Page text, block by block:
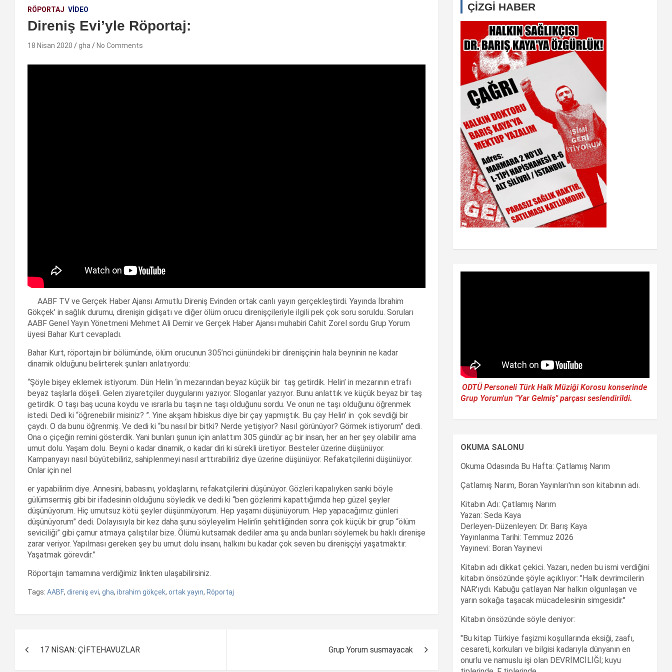
RÖPORTAJ VIDEO
Direniş Evi’yle Röportaj:
18 Nisan 2020 gha No Comments
AABF TV ve Gerçek Haber Ajansı Armutlu Direniş Evinden ortak canlı yayın gerçekleştirdi. Yayında İbrahim
Gökçek’ in sağlık durumu, direnişin gidişatı ve diğer ölüm orucu direnişçileriyle ilgili pek çok soru soruldu. Soruları
AABF Genel Yayın Yönetmeni Mehmet Ali Demir ve Gerçek Haber Ajansı muhabiri Cahit Zorel sordu Grup Yorum
üyesi Bahar Kurt cevapladı.
Bahar Kurt, röportajın bir bölümünde, ölüm orucunun 305’nci günündeki bir direnişçinin hala beyninin ne kadar
dinamik olduğunu belirterek şunları anlatıyordu:
“Şöyle bişey eklemek istiyorum. Dün Helin ‘in mezarından beyaz küçük bir taş getirdik. Helin’ in mezarının etrafı
beyaz taşlarla döşeli. Gelen ziyaretçiler duygularını yazıyor. Sloganlar yazıyor. Bunu anlattık ve küçük beyaz bir taş
getirdik. O taşı baş ucuna koydu ve ısrarla bu taşın ne taşı olduğunu sordu. Ve onun ne taşı olduğunu öğrenmek
istedi. Dedi ki “öğrenebilir misiniz? ”. Yine akşam hibiskus diye bir çay yapmıştık. Bu çay Helin’ in çok sevdiği bir
çaydı. O da bunu öğrenmiş. Ve dedi ki “bu nasıl bir bitki? Nerde yetişiyor? Nasıl görünüyor? Görmek istiyorum” dedi.
Ona o çiçeğin remini gösterdik. Yani bunları şunun için anlattım 305 gündür aç bir insan, her an her şey olabilir ama
umut dolu. Yaşam dolu. Beyni o kadar dinamik, o kadar diri ki sürekli üretiyor. Besteler üzerine düşünüyor.
Kampanyayı nasıl büyütebiliriz, sahiplenmeyi nasıl arttırabiliriz diye üzerine düşünüyor. Refakatçilerini düşünüyor.
Onlar için nel
er yapabilirim diye. Annesini, babasını, yoldaşlarını, refakatçilerini düşünüyor. Gözleri kapalıyken sanki böyle
gülümsermiş gibi bir ifadesinin olduğunu söyledik ve dedi ki “ben gözlerimi kapattığımda hep güzel şeyler
düşünüyorum. Hiç umutsuz kötü şeyler düşünmüyorum. Hep yaşamı düşünüyorum. Hep yapacağımız günleri
düşünüyorum” dedi. Dolayısıyla bir kez daha şunu söyleyelim Helin’in şehitliğinden sonra çok küçük bir grup “ölüm
seviciliği” gibi çamur atmaya çalıştılar bize. Ölümü kutsamak dediler ama şu anda bunları söylemek bu haklı direnişe
zarar veriyor. Yapılması gereken şey bu umut dolu insanı, halkını bu kadar çok seven bu direnişçiyi yaşatmaktır.
Yaşatmak görevdir.”
Röportajın tamamına verdiğimiz linkten ulaşabilirsiniz.
Tags: AABF, direniş evi, gha, ibrahim gökçek, ortak yayın, Röportaj
17 NİSAN: ÇİFTEHAVUZLAR Grup Yorum susmayacak
ÇİZGİ HABER
ODTÜ Personeli Türk Halk Müziği Korosu konserinde
Grup Yorum'un "Yar Gelmiş" parçası seslendirildi.
OKUMA SALONU
Okuma Odasında Bu Hafta: Çatlamış Narım
Çatlamış Narım, Boran Yayınları'nın son kitabının adı.
Kitabın Adı: Çatlamış Narım
Yazan: Seda Kaya
Derleyen-Düzenleyen: Dr. Barış Kaya
Yayınlanma Tarihi: Temmuz 2026
Yayınevi: Boran Yayınevi
Kitabın adı dikkat çekici. Yazarı, neden bu ismi verdiğini
kitabın önsözünde şöyle açıklıyor: "Halk devrimcilerin
NAR’ıydı. Kabuğu çatlayan Nar halkın olgunlaşan ve
yarın sokağa taşacak mücadelesinin simgesidir."
Kitabın önsözünde söyle deniyor:
"Bu kitap Türkiye faşizmi koşullarında eksiği, zaafı,
cesareti, korkuları ve bilgisi kadarıyla dünyanın en
onurlu ve namuslu işi olan DEVRİMCİLİĞİ; kuyu